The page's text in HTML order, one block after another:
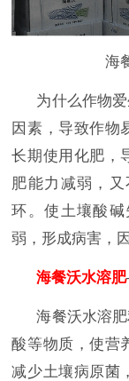
海
为什么作物
因素，导致作物
长期使用化肥，
肥能力减弱，
环。使土壤酸
弱，形成病害，
海餐沃水溶肥
海餐沃水溶
酸等物质，使营
减少土壤病原菌